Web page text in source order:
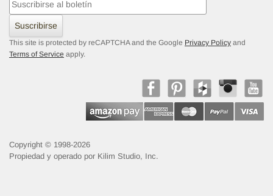
Suscribirse
This site is protected by reCAPTCHA and the Google Privacy Policy and
Terms of Service apply.
Copyright © 1998-2026
Propiedad y operado por Kilim Studio, Inc.